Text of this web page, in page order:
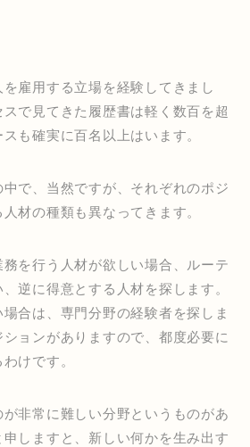
雇用する立場を経験してきまし
で見てきた履歴書は軽く数百を超
も確実に百名以上はいます。
で、当然ですが、それぞれのポジ
材の種類も異なってきます。
を行う人材が欲しい場合、ルーテ
逆に得意とする人材を探します。
合は、専門分野の経験者を探しま
ョンがありますので、都度必要に
けです。
非常に難しい分野というものがあ
しますと、新しい何かを生み出す